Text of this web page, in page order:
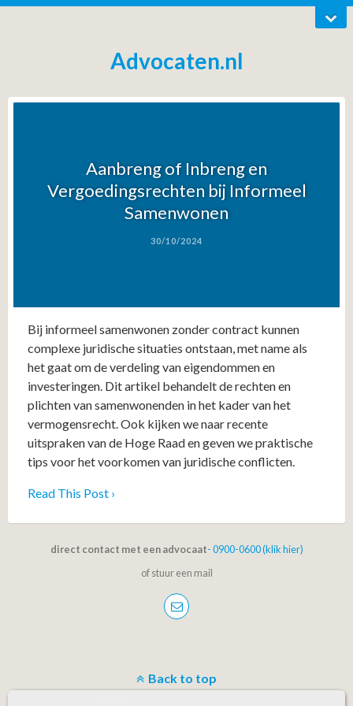
Advocaten.nl
Aanbreng of Inbreng en
Vergoedingsrechten bij Informeel
Samenwonen
30/10/2024
Bij informeel samenwonen zonder contract kunnen
complexe juridische situaties ontstaan, met name als
het gaat om de verdeling van eigendommen en
investeringen. Dit artikel behandelt de rechten en
plichten van samenwonenden in het kader van het
vermogensrecht. Ook kijken we naar recente
uitspraken van de Hoge Raad en geven we praktische
tips voor het voorkomen van juridische conflicten.
Read This Post ›
direct contact met een advocaat- 0900-0600 (klik hier)
of stuur een mail
Back to top